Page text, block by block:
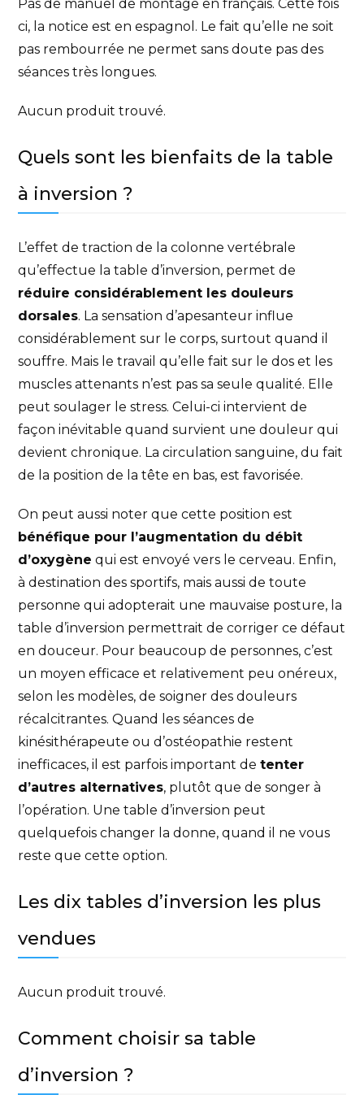
Pas de manuel de montage en français. Cette fois
ci, la notice est en espagnol. Le fait qu’elle ne soit
pas rembourrée ne permet sans doute pas des
séances très longues.
Aucun produit trouvé.
Quels sont les bienfaits de la table
à inversion ?
L’effet de traction de la colonne vertébrale
qu’effectue la table d’inversion, permet de
réduire considérablement les douleurs
dorsales. La sensation d’apesanteur influe
considérablement sur le corps, surtout quand il
souffre. Mais le travail qu’elle fait sur le dos et les
muscles attenants n’est pas sa seule qualité. Elle
peut soulager le stress. Celui-ci intervient de
façon inévitable quand survient une douleur qui
devient chronique. La circulation sanguine, du fait
de la position de la tête en bas, est favorisée.
On peut aussi noter que cette position est
bénéfique pour l’augmentation du débit
d’oxygène qui est envoyé vers le cerveau. Enfin,
à destination des sportifs, mais aussi de toute
personne qui adopterait une mauvaise posture, la
table d’inversion permettrait de corriger ce défaut
en douceur. Pour beaucoup de personnes, c’est
un moyen efficace et relativement peu onéreux,
selon les modèles, de soigner des douleurs
récalcitrantes. Quand les séances de
kinésithérapeute ou d’ostéopathie restent
inefficaces, il est parfois important detenter
d’autres alternatives, plutôt que de songer à
l’opération. Une table d’inversion peut
quelquefois changer la donne, quand il ne vous
reste que cette option.
Les dix tables d’inversion les plus
vendues
Aucun produit trouvé.
Comment choisir sa table
d’inversion ?